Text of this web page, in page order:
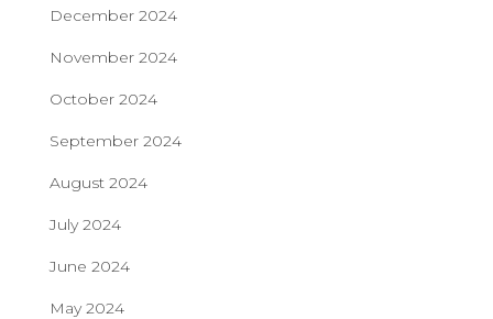
December 2024
November 2024
October 2024
September 2024
August 2024
July 2024
June 2024
May 2024